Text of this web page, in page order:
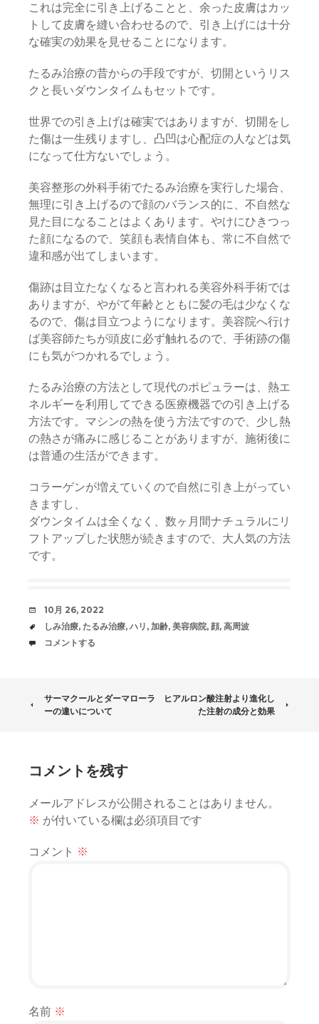
これは完全に引き上げることと、余った皮膚はカッ
トして皮膚を縫い合わせるので、引き上げには十分
な確実の効果を見せることになります。
たるみ治療の昔からの手段ですが、切開というリス
クと長いダウンタイムもセットです。
世界での引き上げは確実ではありますが、切開をし
た傷は一生残りますし、凸凹は心配症の人などは気
になって仕方ないでしょう。
美容整形の外科手術でたるみ治療を実行した場合、
無理に引き上げるので顔のバランス的に、不自然な
見た目になることはよくあります。やけにひきつっ
た顔になるので、笑顔も表情自体も、常に不自然で
違和感が出てしまいます。
傷跡は目立たなくなると言われる美容外科手術では
ありますが、やがて年齢とともに髪の毛は少なくな
るので、傷は目立つようになります。美容院へ行け
ば美容師たちが頭皮に必ず触れるので、手術跡の傷
にも気がつかれるでしょう。
たるみ治療の方法として現代のポピュラーは、熱エ
ネルギーを利用してできる医療機器での引き上げる
方法です。マシンの熱を使う方法ですので、少し熱
の熱さが痛みに感じることがありますが、施術後に
は普通の生活ができます。
コラーゲンが増えていくので自然に引き上がってい
きますし、
ダウンタイムは全くなく、数ヶ月間ナチュラルにリ
フトアップした状態が続きますので、大人気の方法
です。
日
時
10月 26, 2022
タ
グ
しみ治療, たるみ治療, ハリ , 加齢, 美容病院, 顔, 高周波
コ
コメントする
投
ナ
ビ
ゲ
ー
サーマクールとダーマローラ
ーの違いについて
ヒアルロン酸注射より進化し
た注射の成分と効果
コメントを残す
メールアドレスが公開されることはありません。
※ が付いている欄は必須項目です
コメント ※
名前 ※